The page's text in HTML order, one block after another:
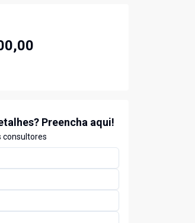
Preencha aqui!
consultores